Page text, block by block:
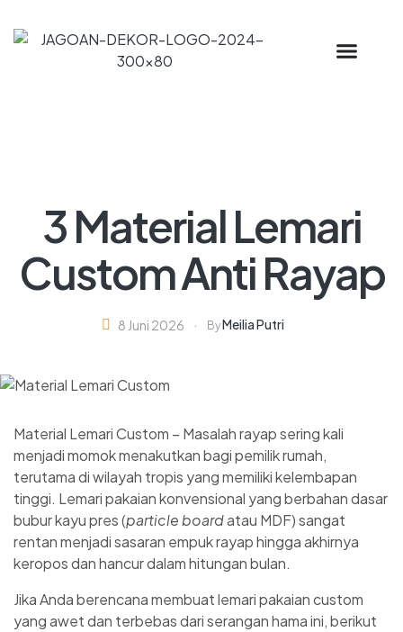
3 Material Lemari
Custom Anti Rayap
8 Juni 2026 ByMeilia Putri
Material Lemari Custom – Masalah rayap sering kali
menjadi momok menakutkan bagi pemilik rumah,
terutama di wilayah tropis yang memiliki kelembapan
tinggi. Lemari pakaian konvensional yang berbahan dasar
bubur kayu pres (particle boardatau MDF) sangat
rentan menjadi sasaran empuk rayap hingga akhirnya
keropos dan hancur dalam hitungan bulan.
Jika Anda berencana membuat lemari pakaian custom
yang awet dan terbebas dari serangan hama ini, berikut